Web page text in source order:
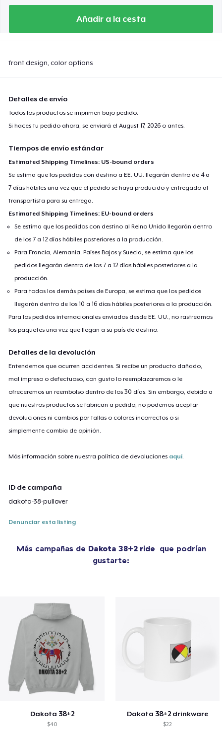
Añadir a la cesta
front design, color options
Detalles de envío
Todos los productos se imprimen bajo pedido.
Si haces tu pedido ahora, se enviará elAugust 17, 2026 o antes.
Tiempos de envío estándar
Estimated Shipping Timelines: US-bound orders
Se estima que los pedidos con destino a EE. UU. llegarán dentro de 4 a
7 días hábiles una vez que el pedido se haya producido y entregado al
transportista para su entrega.
Estimated Shipping Timelines: EU-bound orders
Se estima que los pedidos con destino al Reino Unido llegarán dentro
de los 7 a 12 días hábiles posteriores a la producción.
Para Francia, Alemania, Países Bajos y Suecia, se estima que los
pedidos llegarán dentro de los 7 a 12 días hábiles posteriores a la
producción.
Para todos los demás países de Europa, se estima que los pedidos
llegarán dentro de los 10 a 16 días hábiles posteriores a la producción.
Para los pedidos internacionales enviados desde EE. UU., no rastreamos
los paquetes una vez que llegan a su país de destino.
Detalles de la devolución
Entendemos que ocurren accidentes. Si recibe un producto dañado,
mal impreso o defectuoso, con gusto lo reemplazaremos o le
ofreceremos un reembolso dentro de los 30 días. Sin embargo, debido a
que nuestros productos se fabrican a pedido, no podemos aceptar
devoluciones ni cambios por tallas o colores incorrectos o si
simplemente cambia de opinión.
Más información sobre nuestra política de devoluciones aquí.
ID de campaña
dakota-38-pullover
Denunciar esta listing
Más campañas de Dakota 38+2 ride que podrían
gustarte:
Dakota 38+2
$40
Dakota 38+2 drinkware
$22